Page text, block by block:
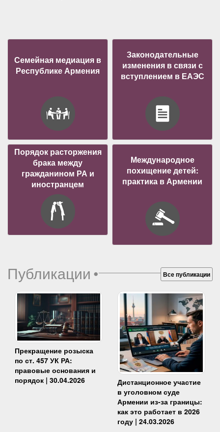
Семейная медиация в
Республике Армения
Законодательные
изменения в связи с
вступлением в ЕАЭС
Порядок расторжения
брака между
гражданином РА и
иностранцем
Международное
похищение детей:
практика в Армении
Публикации• Все публикации
Прекращение розыска
по ст. 457 УК РА:
правовые основания и
порядок | 30.04.2026
Дистанционное участие
в уголовном суде
Армении из-за границы:
как это работает в 2026
году | 24.03.2026